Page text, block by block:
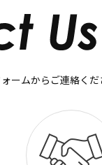
ームからご連絡くだ